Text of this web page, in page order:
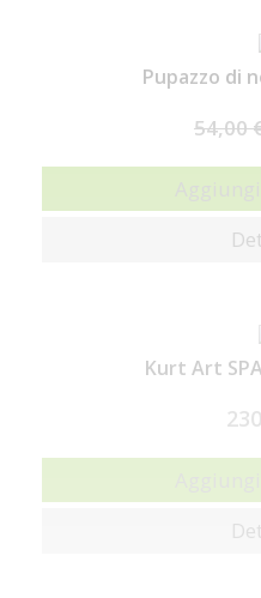
Pupazzo di
54,00
Kurt Art